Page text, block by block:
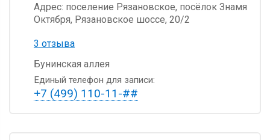
Адрес: поселение Рязановское, посёлок Знамя
Октября, Рязановское шоссе, 20/2
3 отзыва
Бунинская аллея
Единый телефон для записи:
+7 (499) 110-11-##